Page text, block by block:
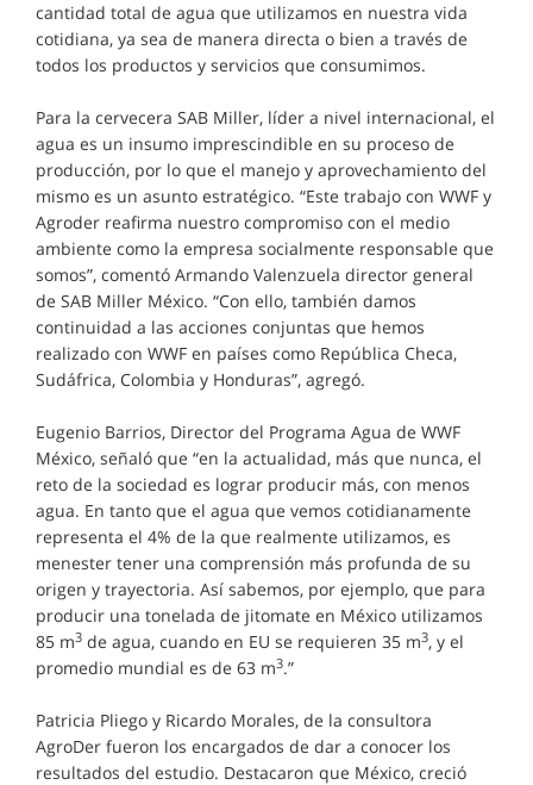
cantidad total de agua que utilizamos en nuestra vida
cotidiana, ya sea de manera directa o bien a través de
todos los productos y servicios que consumimos.
Para la cervecera SAB Miller, líder a nivel internacional, el
agua es un insumo imprescindible en su proceso de
producción, por lo que el manejo y aprovechamiento del
mismo es un asunto estratégico. “Este trabajo con WWF y
Agroder reafirma nuestro compromiso con el medio
ambiente como la empresa socialmente responsable que
somos”, comentó Armando Valenzuela director general
de SAB Miller México. “Con ello, también damos
continuidad a las acciones conjuntas que hemos
realizado con WWF en países como República Checa,
Sudáfrica, Colombia y Honduras”, agregó.
Eugenio Barrios, Director del Programa Agua de WWF
México, señaló que “en la actualidad, más que nunca, el
reto de la sociedad es lograr producir más, con menos
agua. En tanto que el agua que vemos cotidianamente
representa el 4% de la que realmente utilizamos, es
menester tener una comprensión más profunda de su
origen y trayectoria. Así sabemos, por ejemplo, que para
producir una tonelada de jitomate en México utilizamos
85 m3 de agua, cuando en EU se requieren 35 m3, y el
promedio mundial es de 63 m3.”
Patricia Pliego y Ricardo Morales, de la consultora
AgroDer fueron los encargados de dar a conocer los
resultados del estudio. Destacaron que México, creció